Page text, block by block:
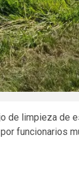
de limpieza de
funcionarios